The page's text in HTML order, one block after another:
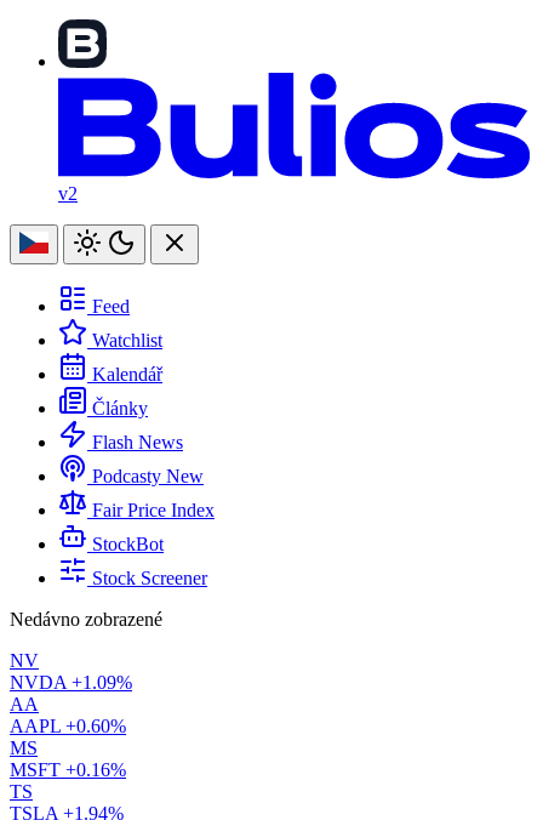
v2
Feed
Watchlist
Kalendář
Články
Flash News
Podcasty New
Fair Price Index
StockBot
Stock Screener
Nedávno zobrazené
NV
NVDA +1.09%
AA
AAPL +0.60%
MS
MSFT +0.16%
TS
TSLA +1.94%